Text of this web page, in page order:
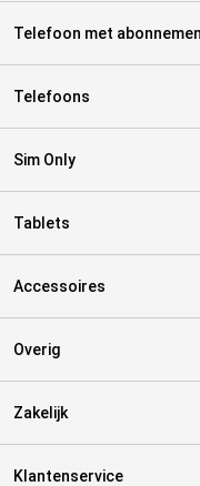
Telefoon met
Telefoons
Sim Only
Tablets
Accessoires
Overig
Zakelijk
Klantenservice